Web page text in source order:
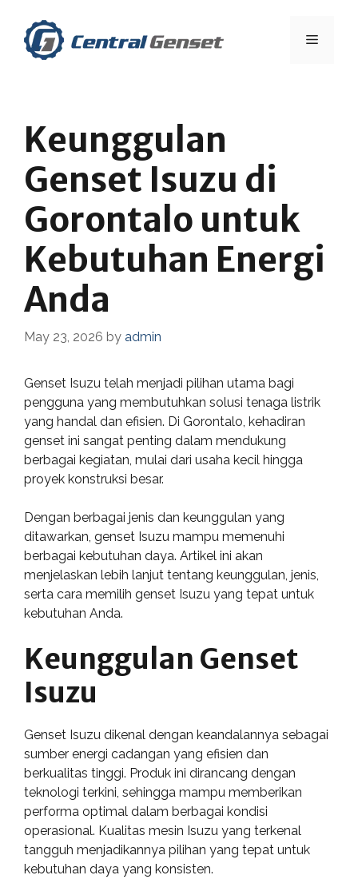
content
Menu
Keunggulan
Genset Isuzu di
Gorontalo untuk
Kebutuhan Energi
Anda
May 23, 2026 by admin
Genset Isuzu telah menjadi pilihan utama bagi
pengguna yang membutuhkan solusi tenaga listrik
yang handal dan efisien. Di Gorontalo, kehadiran
genset ini sangat penting dalam mendukung
berbagai kegiatan, mulai dari usaha kecil hingga
proyek konstruksi besar.
Dengan berbagai jenis dan keunggulan yang
ditawarkan, genset Isuzu mampu memenuhi
berbagai kebutuhan daya. Artikel ini akan
menjelaskan lebih lanjut tentang keunggulan, jenis,
serta cara memilih genset Isuzu yang tepat untuk
kebutuhan Anda.
Keunggulan Genset
Isuzu
Genset Isuzu dikenal dengan keandalannya sebagai
sumber energi cadangan yang efisien dan
berkualitas tinggi. Produk ini dirancang dengan
teknologi terkini, sehingga mampu memberikan
performa optimal dalam berbagai kondisi
operasional. Kualitas mesin Isuzu yang terkenal
tangguh menjadikannya pilihan yang tepat untuk
kebutuhan daya yang konsisten.